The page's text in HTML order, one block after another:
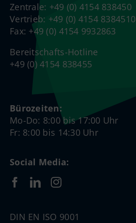
Zentrale: +49 (0) 4154 838450
Vertrieb: +49 (0) 4154 8384510
Fax: +49 (0) 4154 9932863
Bereitschafts-Hotline
+49 (0) 4154 838455
Bürozeiten:
Mo-Do: 8:00 bis 17:00 Uhr
Fr: 8:00 bis 14:30 Uhr
Social Media:
DIN EN ISO 9001